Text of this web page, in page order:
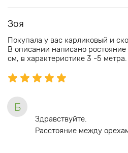
Зоя
Покупала у вас карликовый и
В описании написано
см, в характеристике 3 -5
Б
Здравствуйте.
Расстояние между